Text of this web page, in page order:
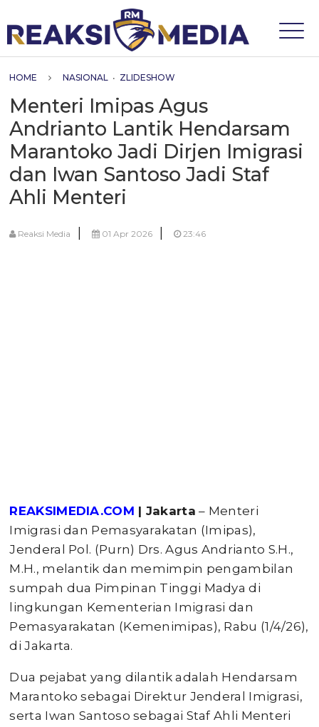
HOME NASIONAL • ZLIDESHOW
Menteri Imipas Agus
Andrianto Lantik Hendarsam
Marantoko Jadi Dirjen Imigrasi
dan Iwan Santoso Jadi Staf
Ahli Menteri
Reaksi Media | 01 Apr 2026 | 23:46
REAKSIMEDIA.COM | Jakarta – Menteri
Imigrasi dan Pemasyarakatan (Imipas),
Jenderal Pol. (Purn) Drs. Agus Andrianto S.H.,
M.H., melantik dan memimpin pengambilan
sumpah dua Pimpinan Tinggi Madya di
lingkungan Kementerian Imigrasi dan
Pemasyarakatan (Kemenimipas), Rabu (1/4/26),
di Jakarta.
Dua pejabat yang dilantik adalah Hendarsam
Marantoko sebagai Direktur Jenderal Imigrasi,
serta Iwan Santoso sebagai Staf Ahli Menteri